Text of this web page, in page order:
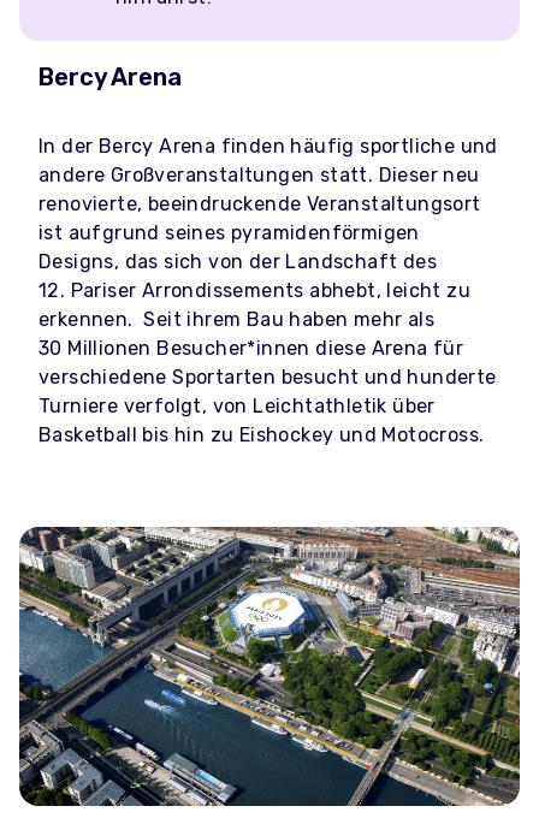
Bercy Arena
In der Bercy Arena finden häufig sportliche und
andere Großveranstaltungen statt. Dieser neu
renovierte, beeindruckende Veranstaltungsort
ist aufgrund seines pyramidenförmigen
Designs, das sich von der Landschaft des
12. Pariser Arrondissements abhebt, leicht zu
erkennen. Seit ihrem Bau haben mehr als
30 Millionen Besucher*innen diese Arena für
verschiedene Sportarten besucht und hunderte
Turniere verfolgt, von Leichtathletik über
Basketball bis hin zu Eishockey und Motocross.